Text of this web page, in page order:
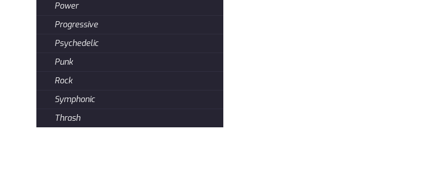
Power
Progressive
Psychedelic
Punk
Rock
Symphonic
Thrash